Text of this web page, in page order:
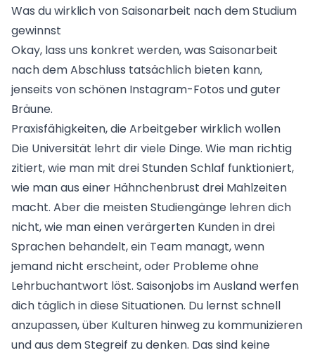
Was du wirklich von Saisonarbeit nach dem Studium
gewinnst
Okay, lass uns konkret werden, was Saisonarbeit
nach dem Abschluss tatsächlich bieten kann,
jenseits von schönen Instagram-Fotos und guter
Bräune.
Praxisfähigkeiten, die Arbeitgeber wirklich wollen
Die Universität lehrt dir viele Dinge. Wie man richtig
zitiert, wie man mit drei Stunden Schlaf funktioniert,
wie man aus einer Hähnchenbrust drei Mahlzeiten
macht. Aber die meisten Studiengänge lehren dich
nicht, wie man einen verärgerten Kunden in drei
Sprachen behandelt, ein Team managt, wenn
jemand nicht erscheint, oder Probleme ohne
Lehrbuchantwort löst. Saisonjobs im Auslandwerfen
dich täglich in diese Situationen. Du lernst schnell
anzupassen, über Kulturen hinweg zu kommunizieren
und aus dem Stegreif zu denken. Das sind keine